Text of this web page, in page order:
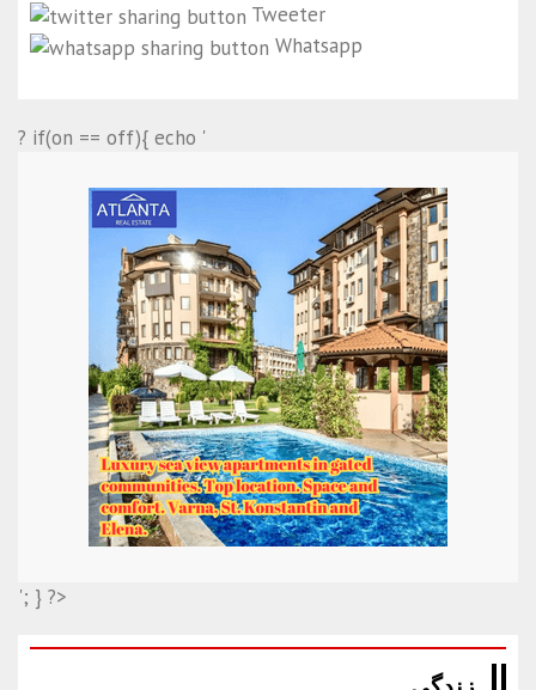
Tweeter
Whatsapp
? if(on == off){ echo '
'; } ?>